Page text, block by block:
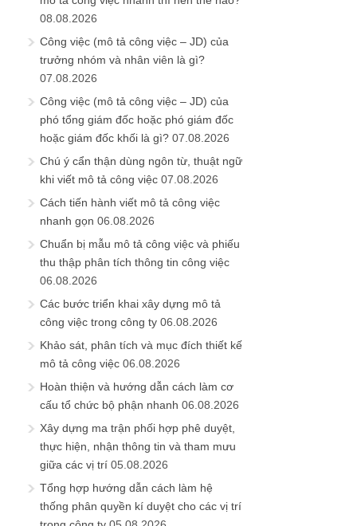
08.08.2026
Công việc (mô tả công việc – JD) của
trưởng nhóm và nhân viên là gì?
07.08.2026
Công việc (mô tả công việc – JD) của
phó tổng giám đốc hoặc phó giám đốc
hoặc giám đốc khối là gì? 07.08.2026
Chú ý cẩn thận dùng ngôn từ, thuật ngữ
khi viết mô tả công việc 07.08.2026
Cách tiến hành viết mô tả công việc
nhanh gọn 06.08.2026
Chuẩn bị mẫu mô tả công việc và phiếu
thu thập phân tích thông tin công việc
06.08.2026
Các bước triển khai xây dựng mô tả
công việc trong công ty 06.08.2026
Khảo sát, phân tích và mục đích thiết kế
mô tả công việc 06.08.2026
Hoàn thiện và hướng dẫn cách làm cơ
cấu tổ chức bộ phận nhanh 06.08.2026
Xây dựng ma trận phối hợp phê duyệt,
thực hiện, nhận thông tin và tham mưu
giữa các vị trí 05.08.2026
Tổng hợp hướng dẫn cách làm hệ
thống phân quyền kí duyệt cho các vị trí